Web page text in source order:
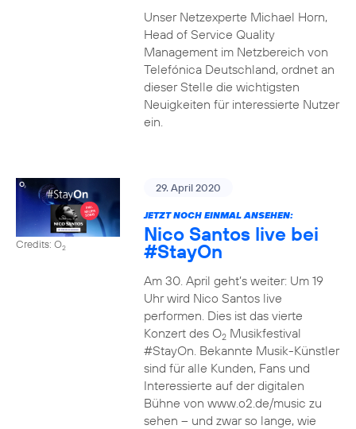
Unser Netzexperte Michael Horn,
Head of Service Quality
Management im Netzbereich von
Telefónica Deutschland, ordnet an
dieser Stelle die wichtigsten
Neuigkeiten für interessierte Nutzer
ein.
Credits: O2
29. April 2020
JETZT NOCH EINMAL ANSEHEN:
Nico Santos live bei
#StayOn
Am 30. April geht’s weiter: Um 19
Uhr wird Nico Santos live
performen. Dies ist das vierte
Konzert des O2Musikfestival
#StayOn. Bekannte Musik-Künstler
sind für alle Kunden, Fans und
Interessierte auf der digitalen
Bühne von www.o2.de/music zu
sehen – und zwar so lange, wie